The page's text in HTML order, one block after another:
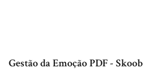
Gestão da Emoção PDF - Skoob